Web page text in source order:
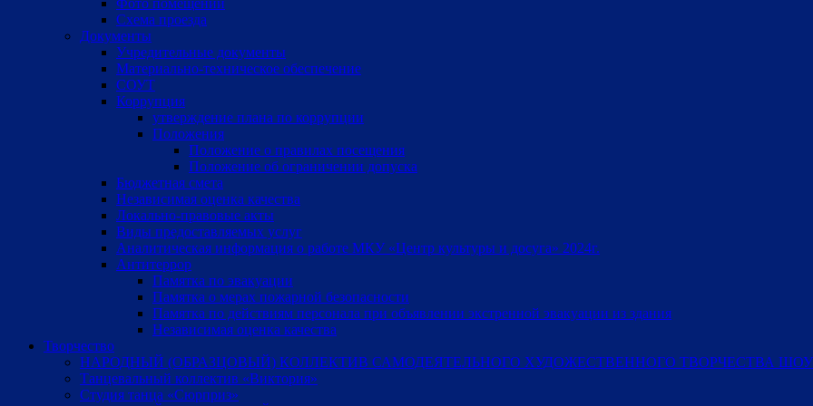
Схема проезда
Документы
Учредительные документы
Материально-техническое обеспечение
СОУТ
Коррупция
утверждение плана по коррупции
Положения
Положение о правилах посещения
Положение об ограничении допуска
Бюджетная смета
Независимая оценка качества
Локально-правовые акты
Виды предоставляемых услуг
Аналитическая информация о работе МКУ «Центр культуры и досуга» 2024г.
Антитеррор
Памятка по эвакуации
Памятка о мерах пожарной безопасности
Памятка по действиям персонала при объявлении экстренной эвакуации из здания
Независимая оценка качества
Творчество
НАРОДНЫЙ (ОБРАЗЦОВЫЙ) КОЛЛЕКТИВ САМОДЕЯТЕЛЬНОГО ХУДОЖЕСТВЕННОГО ТВОРЧЕСТВА
Танцевальный коллектив «Виктория»
Студия танца «Сюрприз»